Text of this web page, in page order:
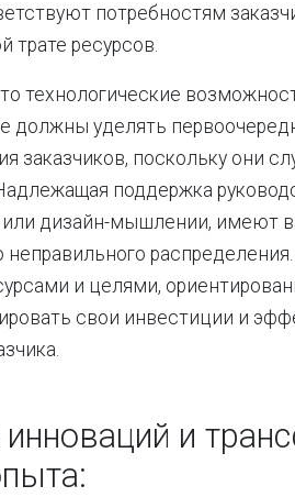
потребностям
трате ресурсов.
технологические
должны уделять
заказчиков, поскольку они
поддержка
дизайн-мышлении, имеют
неправильного
и целями,
свои инвестиции и
и